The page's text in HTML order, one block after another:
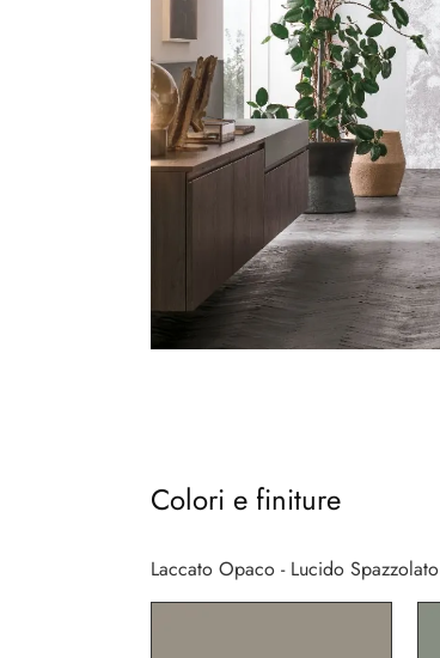
Colori e finiture
Laccato Opaco - Lucido Spazzolato